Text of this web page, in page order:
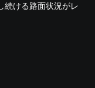
続ける路面状況がレ